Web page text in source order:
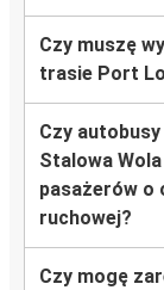
Czy muszę
trasie Port
Czy
Stalowa
pasażerów o
ruchowej?
Czy mogę